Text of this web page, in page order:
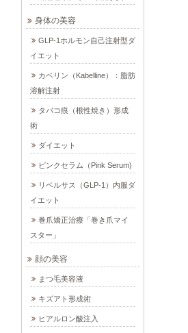
身体の美容
GLP-1ホルモン自己注射型ダ
イエット
カベリン（Kabelline）：脂肪
溶解注射
タバコ痕（根性焼き）形成
術
ダイエット
ピンクセラム（Pink Serum)
リベルサス（GLP-1）内服ダ
イエット
巻爪矯正治療「巻き爪マイ
スター」
顔の美容
まつ毛美容液
キズアト形成術
ヒアルロン酸注入